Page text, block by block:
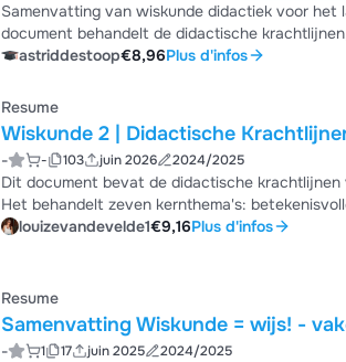
Samenvatting van wiskunde didactiek voor
document behandelt de didactische
voorbeelden uit het boek in opgenomen.
astriddestoop€8,96Plus d'infos
Resume
Wiskunde 2 | Didactische
- - 103 juin 2026 2024/2025
Dit document bevat de didactische
Het behandelt zeven kernthema's:
handelingsniveaus van Galperin, inzichtelijke
louizevandevelde1€9,16Plus d'infos
Resume
- 1 17 juin 2025 2024/2025